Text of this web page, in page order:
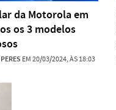
da Motorola em
os 3 modelos
EM 20/03/2024, ÀS 18:03